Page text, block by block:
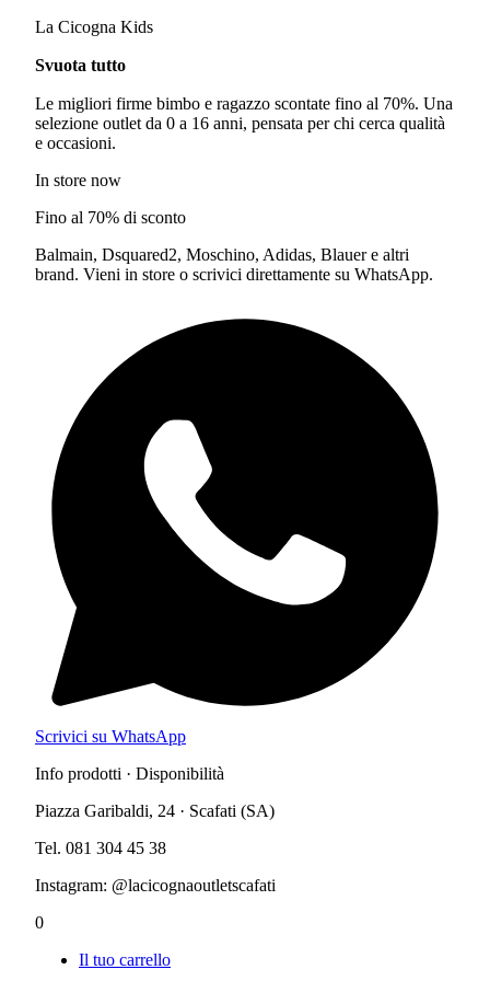
La Cicogna Kids
Svuota tutto
Le migliori firme bimbo e ragazzo scontate fino al 70%. Una
selezione outlet da 0 a 16 anni, pensata per chi cerca qualità
e occasioni.
In store now
Fino al 70% di sconto
Balmain, Dsquared2, Moschino, Adidas, Blauer e altri
brand. Vieni in store o scrivici direttamente su WhatsApp.
Scrivici su WhatsApp
Info prodotti · Disponibilità
Piazza Garibaldi, 24 · Scafati (SA)
Tel. 081 304 45 38
Instagram: @lacicognaoutletscafati
0
Il tuo carrello